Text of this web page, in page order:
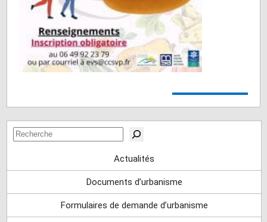
Rechercher
Actualités
Documents d’urbanisme
Formulaires de demande d’urbanisme